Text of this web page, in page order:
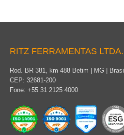
RITZ FERRAMENTAS LTDA.
Rod. BR 381, km 488 Betim | MG | Brasil
CEP: 32681-200
Fone: +55 31 2125 4000